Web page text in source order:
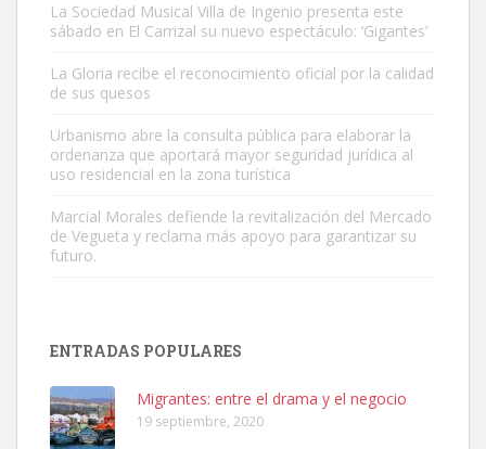
Este gato macho ha aparecido en la calle hace menos de un mes,
Leales.org » Gran Canaria | 9.7.2025
Leales.org » Gran Canaria
La Sociedad Musical Villa de Ingenio presenta este
sábado en El Carrizal su nuevo espectáculo: ‘Gigantes’
La Gloria recibe el reconocimiento oficial por la calidad
de sus quesos
Urbanismo abre la consulta pública para elaborar la
ordenanza que aportará mayor seguridad jurídica al
uso residencial en la zona turística
Marcial Morales defiende la revitalización del Mercado
de Vegueta y reclama más apoyo para garantizar su
futuro.
ENTRADAS POPULARES
Migrantes: entre el drama y el negocio
19 septiembre, 2020